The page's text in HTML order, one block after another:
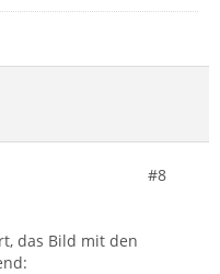
#8
das Bild mit den